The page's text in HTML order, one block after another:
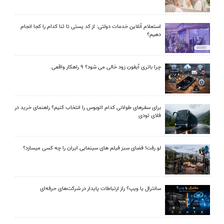
استعلام آنلاین خدمات دولتی: از کد پستی تا ثنا کدام را کجا انجام
دهیم؟
چرا باتری آیفون زود خالی می شود؟ ۹ راهکار واقعی
برای سفرهای طولانی کدام اتوبوس را انتخاب کنیم؟ راهنمای خرید در
فلای تودی
لو رفت! فضای سبز فیلم های سینمایی ایران را چه کسی میسازد؟
سانترال یا ویپ؟ راز ارتباطات پایدار در شرکت‌های حرفه‌ای